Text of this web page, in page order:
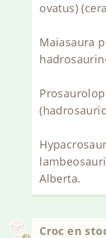
ovatus)
Maiasaura
Alberta.
Croc en